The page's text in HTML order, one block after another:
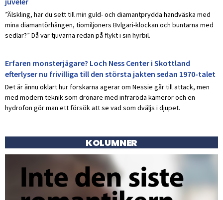
”Älskling, har du sett till min guld- och diamantprydda handväska med
mina diamantörhängen, tiomiljoners Bvlgari-klockan och buntarna med
sedlar?” Då var tjuvarna redan på flykt i sin hyrbil.
Erfaren monsterjägare? Loch Ness Center i Skottland
efterlyser nu frivilliga till den största jakten sedan 1970-talet
Det är ännu oklart hur forskarna agerar om Nessie går till attack, men
med modern teknik som drönare med infraröda kameror och en
hydrofon gör man ett försök att se vad som dväljs i djupet.
KOLUMNER